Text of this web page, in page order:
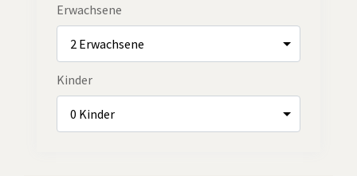
Erwachsene
Kinder